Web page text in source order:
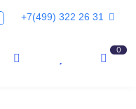
+7(499) 322 26 31
0